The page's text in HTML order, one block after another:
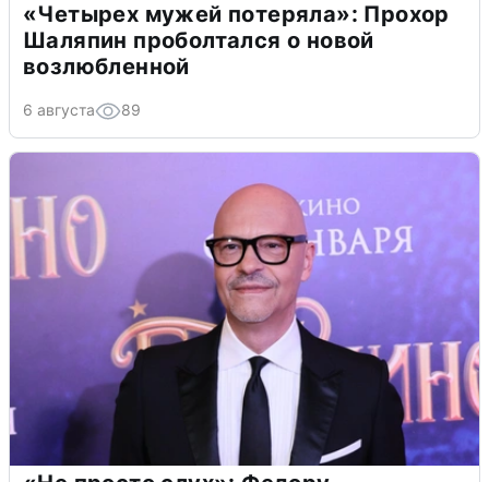
«Четырех мужей потеряла»: Прохор
Шаляпин проболтался о новой
возлюбленной
6 августа 89